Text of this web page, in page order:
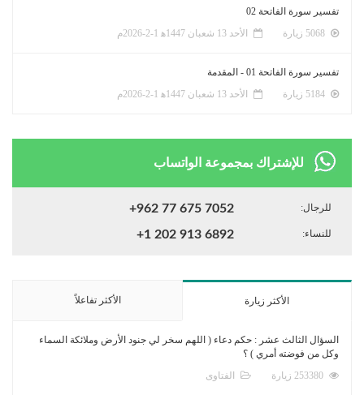
تفسير سورة الفاتحة 02
الأحد 13 شعبان 1447ﻫ 1-2-2026م
تفسير سورة الفاتحة 01 - المقدمة
الأحد 13 شعبان 1447ﻫ 1-2-2026م
للإشتراك بمجموعة الواتساب
للرجال: +962 77 675 7052
للنساء: +1 202 913 6892
الأكثر زيارة الأكثر تفاعلاً
السؤال الثالث عشر : حكم دعاء ( اللهم سخر لي جنود الأرض وملائكة السماء
وكل من فوضته أمري ) ؟
الفتاوى